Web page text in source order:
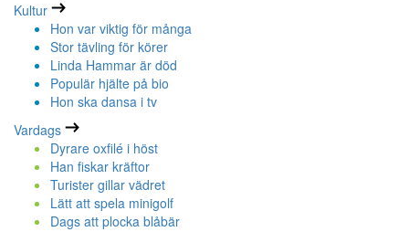
Kultur
Hon var viktig för många
Stor tävling för körer
Linda Hammar är död
Populär hjälte på bio
Hon ska dansa i tv
Vardags
Dyrare oxfilé i höst
Han fiskar kräftor
Turister gillar vädret
Lätt att spela minigolf
Dags att plocka blåbär